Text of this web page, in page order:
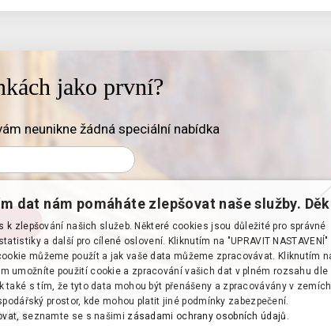
jako první?
neunikne žádná speciální nabídka
·
dat nám pomáháte zlepšovat naše služby.
k zlepšování našich služeb. Některé cookies jsou důležité pro správné
a další pro cílené oslovení. Kliknutím na "UPRAVIT NASTAVENÍ"
můžeme použít a jak vaše data můžeme zpracovávat. Kliknutím
umožníte použití cookie a zpracování vašich dat v plném rozsahu dle
také s tím, že tyto data mohou být přenášeny a zpracovávány v zemích
prostor, kde mohou platit jiné podmínky zabezpečení.
seznamte se s našimi zásadami ochrany osobních údajů.